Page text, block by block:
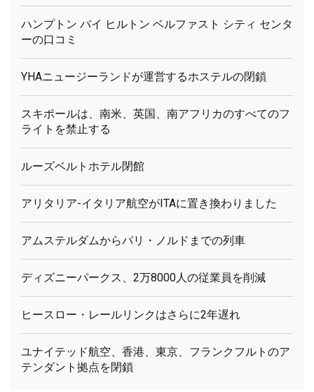
ハンプトン バイ ヒルトン ベルファスト シティ センタ
ーの口コミ
YHAニュージーランドが運営するホステルの閉鎖
スキポールは、南米、英国、南アフリカのすべてのフ
ライトを禁止する
ルーズベルトホテル閉館
アリタリア-イタリア航空がITAに置き換わりました
アムステルダムからパリ・ノルドまでの列車
ディズニーパークス、2万8000人の従業員を削減
ヒースロー・レールリンクはさらに2年遅れ
ユナイテッド航空、香港、東京、フランクフルトのア
テンダント拠点を閉鎖